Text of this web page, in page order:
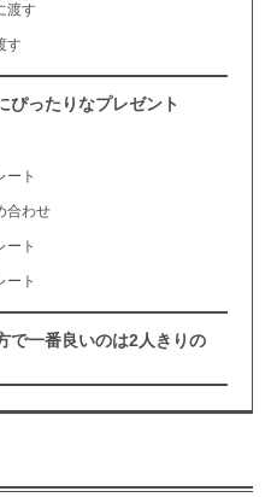
渡す
す
ぴったりなプレゼント
ート
合わせ
ート
ート
で一番良いのは2人きりの